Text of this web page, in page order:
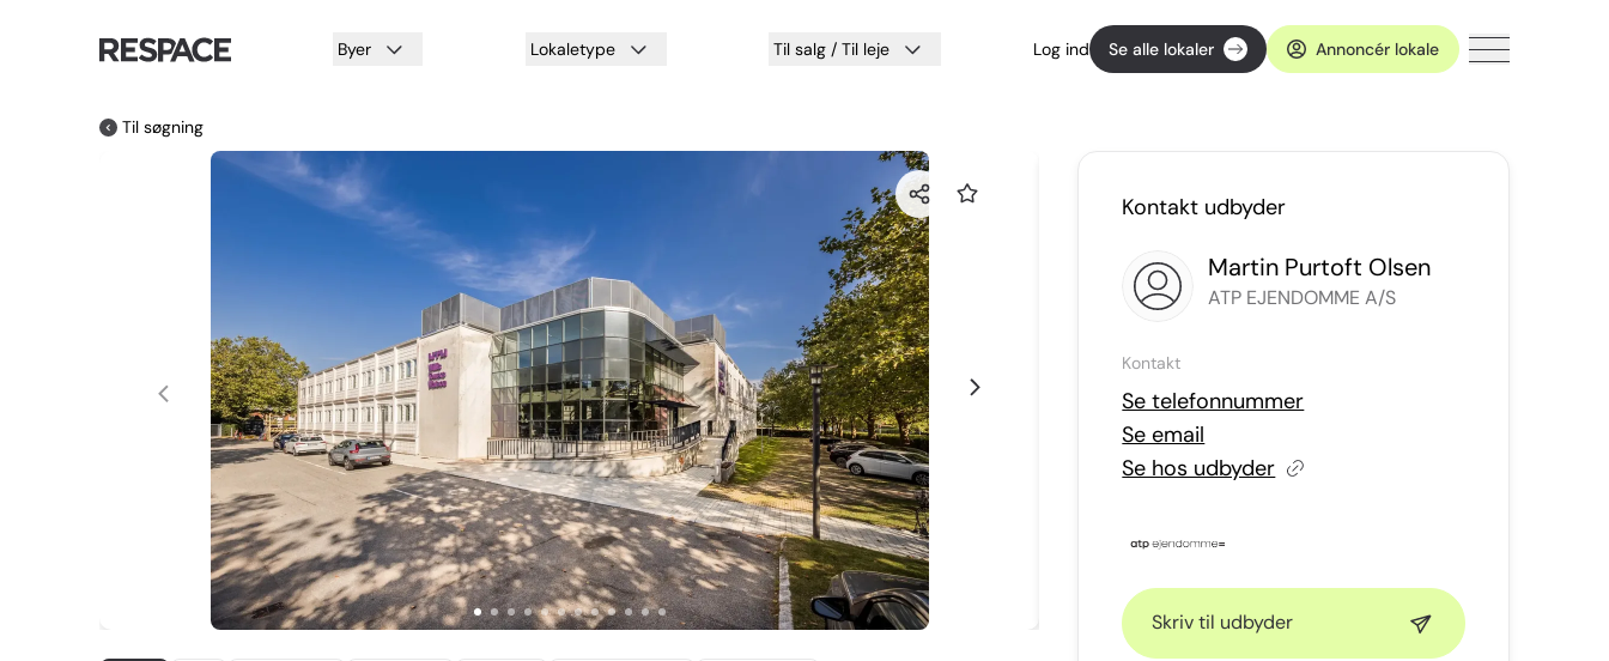
Byer Lokaletype Til salg / Til leje Log ind Se alle lokaler Annoncér lokale
Til søgning
Kontakt udbyder
Martin Purtoft Olsen
ATP EJENDOMME A/S
Kontakt
Se telefonnummer
Se email
Se hos udbyder
Skriv til udbyder